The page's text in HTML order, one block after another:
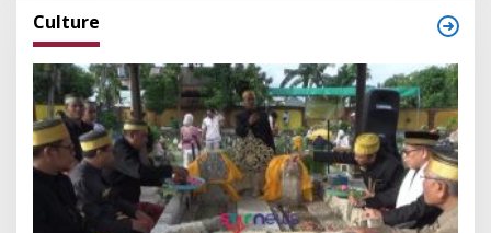
Culture